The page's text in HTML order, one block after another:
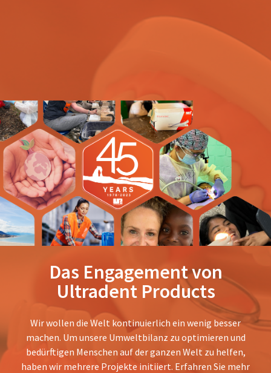
Das Engagement von
Ultradent Products
Wir wollen die Welt kontinuierlich ein wenig besser
machen. Um unsere Umweltbilanz zu optimieren und
bedürftigen Menschen auf der ganzen Welt zu helfen,
haben wir mehrere Projekte initiiert. Erfahren Sie mehr